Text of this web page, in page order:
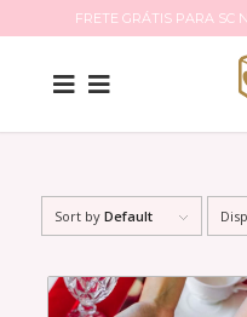
FRETE GRÁTIS PARA SC
Sort by Default